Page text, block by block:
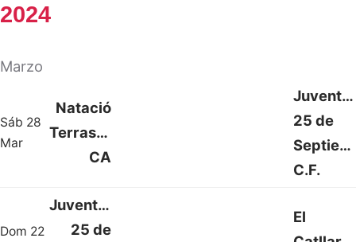
2024
Marzo
Sáb 28
Mar
Natació
Terrassa
CA
25 de
C.F.
Dom 22
Juventud
25 de
El